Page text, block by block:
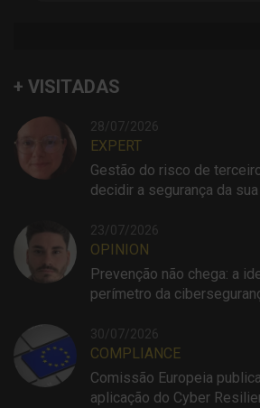
+ VISITADAS
28/07/2026
EXPERT
Gestão do risco de
decidir a segurança da
23/07/2026
OPINION
Prevenção não chega: a
perímetro da
30/07/2026
COMPLIANCE
Comissão Europeia
aplicação do Cyber